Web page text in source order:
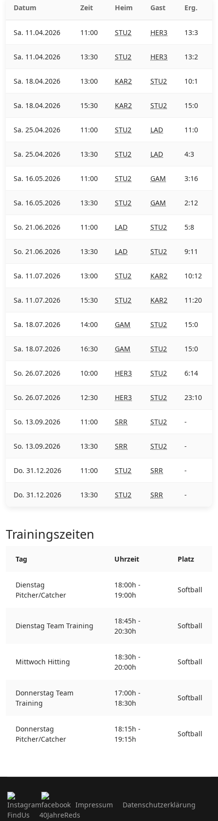
Datum Zeit Heim Gast Erg.
Sa. 11.04.2026 11:00 STU2 HER3 13:3
Sa. 11.04.2026 13:30 STU2 HER3 13:2
Sa. 18.04.2026 13:00 KAR2 STU2 10:1
Sa. 18.04.2026 15:30 KAR2 STU2 15:0
Sa. 25.04.2026 11:00 STU2 LAD 11:0
Sa. 25.04.2026 13:30 STU2 LAD 4:3
Sa. 16.05.2026 11:00 STU2 GAM 3:16
Sa. 16.05.2026 13:30 STU2 GAM 2:12
So. 21.06.2026 11:00 LAD STU2 5:8
So. 21.06.2026 13:30 LAD STU2 9:11
Sa. 11.07.2026 13:00 STU2 KAR2 10:12
Sa. 11.07.2026 15:30 STU2 KAR2 11:20
Sa. 18.07.2026 14:00 GAM STU2 15:0
Sa. 18.07.2026 16:30 GAM STU2 15:0
So. 26.07.2026 10:00 HER3 STU2 6:14
So. 26.07.2026 12:30 HER3 STU2 23:10
So. 13.09.2026 11:00 SRR STU2 -
So. 13.09.2026 13:30 SRR STU2 -
Do. 31.12.2026 11:00 STU2 SRR -
Do. 31.12.2026 13:30 STU2 SRR -
Trainingszeiten
Tag Uhrzeit Platz
Dienstag
Pitcher/Catcher
18:00h -
19:00h
Softball
Dienstag Team Training
18:45h -
20:30h
Softball
Mittwoch Hitting
18:30h -
20:00h
Softball
Donnerstag Team
Training
17:00h -
18:30h
Softball
Donnerstag
Pitcher/Catcher
18:15h -
19:15h
Softball
Impressum
Datenschutzerklärung
FindUs
40JahreReds